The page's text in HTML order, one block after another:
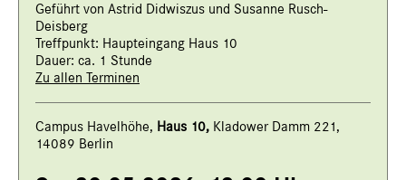
Geführt von Astrid Didwiszus und Susanne Rusch-
Deisberg
Treffpunkt: Haupteingang Haus 10
Dauer: ca. 1 Stunde
Zu allen Terminen
Campus Havelhöhe, Haus 10, Kladower Damm 221,
14089 Berlin